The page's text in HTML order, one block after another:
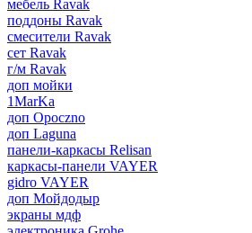
мебель Ravak
поддоны Ravak
смесители Ravak
сет Ravak
г/м Ravak
доп мойки
1MarKa
доп Opoczno
доп Laguna
панели-каркасы Relisan
каркасы-панели VAYER
gidro VAYER
доп Мойдодыр
экраны мдф